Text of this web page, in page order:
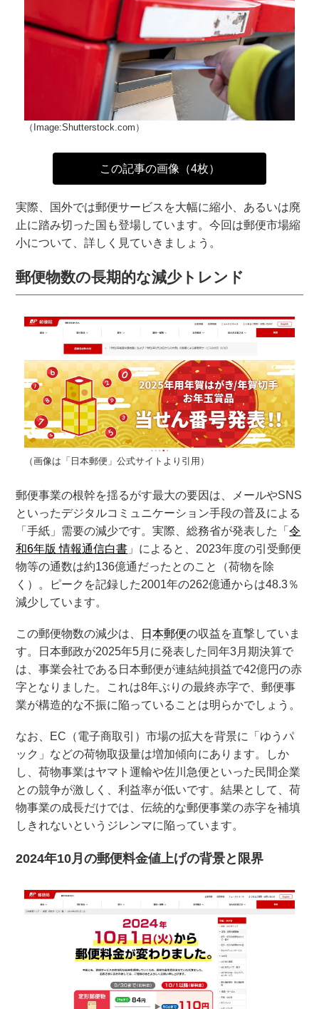
（Image:Shutterstock.com）
この記事の画像（4枚）
実際、国外では郵便サービスを大幅に縮小、あるいは廃
止に踏み切った国も登場しています。今回は郵便市場縮
小について、詳しく見ていきましょう。
郵便物数の長期的な減少トレンド
（画像は「日本郵便」公式サイトより引用）
郵便事業の根幹を揺るがす最大の要因は、メールやSNS
といったデジタルコミュニケーション手段の普及による
「手紙」需要の減少です。実際、総務省が発表した「令
和6年版 情報通信白書 」によると、2023年度の引受郵便
物等の通数は約136億通だったとのこと（荷物を除
く）。ピークを記録した2001年の262億通からは48.3％
減少しています。
この郵便物数の減少は、 日本郵便の収益を直撃していま
す。日本郵政が2025年5月に発表した同年3月期決算で
は、事業会社である日本郵便が連結純損益で42億円の赤
字となりました。これは8年ぶりの最終赤字で、郵便事
業が構造的な不振に陥っていることは明らかでしょう。
なお、EC（電子商取引）市場の拡大を背景に「ゆうパ
ック」などの荷物取扱量は増加傾向にあります。しか
し、荷物事業はヤマト運輸や佐川急便といった民間企業
との競争が激しく、利益率が低いです。結果として、荷
物事業の成長だけでは、伝統的な郵便事業の赤字を補填
しきれないというジレンマに陥っています。
2024年10月の郵便料金値上げの背景と限界